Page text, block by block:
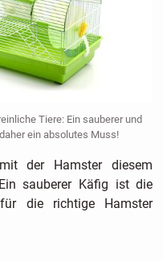
Tiere: Ein sauberer und
ein absolutes Muss!
der Hamster diesem
sauberer Käfig ist die
für die richtige Hamster